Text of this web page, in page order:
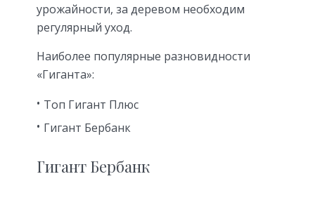
урожайности, за деревом необходим
регулярный уход.
Наиболее популярные разновидности
«Гиганта»:
Топ Гигант Плюс
Гигант Бербанк
Гигант Бербанк